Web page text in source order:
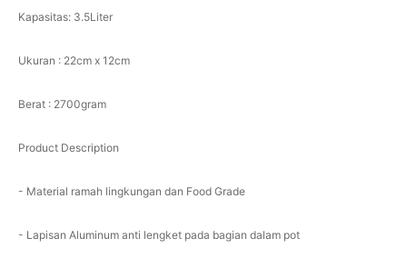
Kapasitas: 3.5Liter
Ukuran : 22cm x 12cm
Berat : 2700gram
Product Description
- Material ramah lingkungan dan Food Grade
- Lapisan Aluminum anti lengket pada bagian dalam pot